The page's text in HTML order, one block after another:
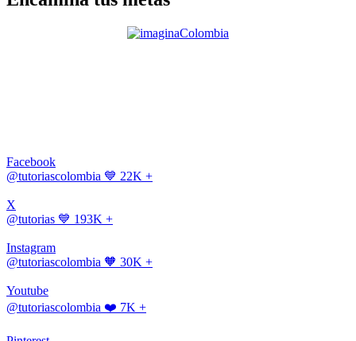
Facebook
@tutoriascolombia 💙 22K +
X
@tutorias 💙 193K +
Instagram
@tutoriascolombia 🧡 30K +
Youtube
@tutoriascolombia ❤️ 7K +